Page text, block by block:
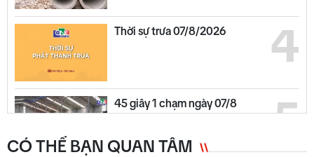
4
Thời sự trưa 07/8/2026
5
45 giây 1 chạm ngày 07/8
CÓ THỂ BẠN QUAN TÂM